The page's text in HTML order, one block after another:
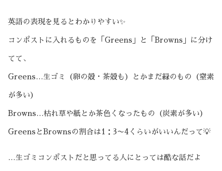
英語の表現を見るとわかりやすい✨
コンポストに入れるものを「Greens」と「Browns」に分け
てて、
Greens…生ゴミ（卵の殻・茶殻も）とかまだ緑のもの（窒素
が多い）
Browns…枯れ草や紙とか茶色くなったもの（炭素が多い）
GreensとBrownsの割合は1：3〜4くらいがいいんだって💡
…生ゴミコンポストだと思ってる人にとっては酷な話だよ